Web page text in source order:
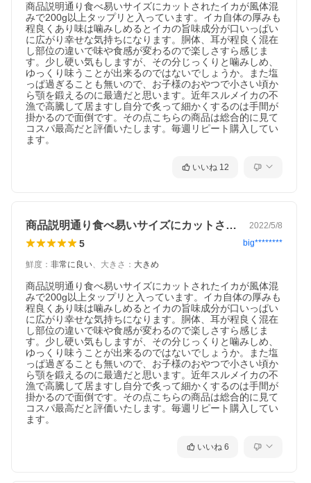
商品説明通り食べ易いサイズにカットされたイカが風体混
みで200g以上タップリと入っています。イカ自体の厚みも
程良くあり味は噛みしめるとイカの旨味成分が口いっぱい
に広がり幸せな気持ちになります。胴体、耳が程良く混在
し部位の違いで味や食感が変わるので楽しさすら感じま
す。少し硬い気もしますが、その分じっくりと噛みしめ、
ゆっくり味うことが出来るのではないでしょうか。また塩
っぱ過ぎることも無いので、お子様のおやつで小さい頃か
ら顎を鍛えるのに最適だと思います。近年スルメイカの不
漁で高騰して居ますし自分で炙って細かくするのは手間が
掛かるので面倒です。その点こちらの商品は総合的に見て
コスパ最高だと評価いたします。毎週リピート購入してい
ます。
いいね 12
商品説明通り食べ易いサイズにカットされ… 2022/5/8
5 big********
鮮度 ： 非常に良い、 大きさ ： 大きめ
商品説明通り食べ易いサイズにカットされたイカが風体混
みで200g以上タップリと入っています。イカ自体の厚みも
程良くあり味は噛みしめるとイカの旨味成分が口いっぱい
に広がり幸せな気持ちになります。胴体、耳が程良く混在
し部位の違いで味や食感が変わるので楽しさすら感じま
す。少し硬い気もしますが、その分じっくりと噛みしめ、
ゆっくり味うことが出来るのではないでしょうか。また塩
っぱ過ぎることも無いので、お子様のおやつで小さい頃か
ら顎を鍛えるのに最適だと思います。近年スルメイカの不
漁で高騰して居ますし自分で炙って細かくするのは手間が
掛かるので面倒です。その点こちらの商品は総合的に見て
コスパ最高だと評価いたします。毎週リピート購入してい
ます。
いいね 6